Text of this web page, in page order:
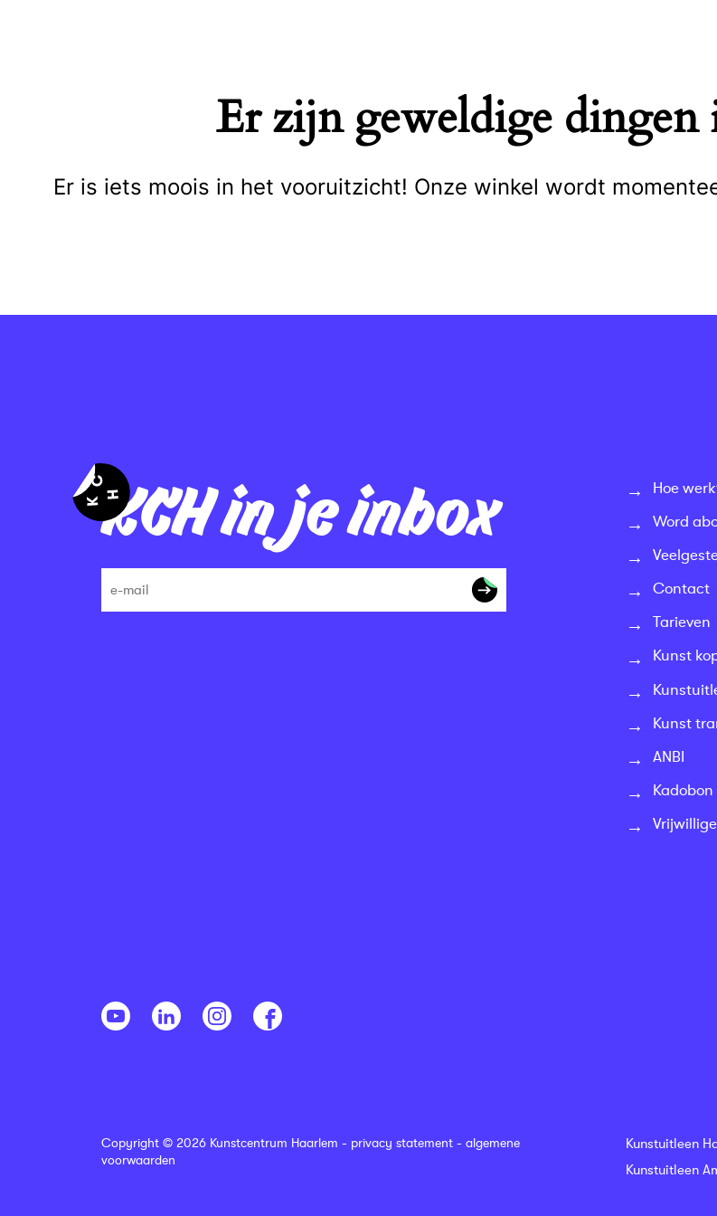
Er zijn geweldige dingen
Er is iets moois in het vooruitzicht! Onze winkel wordt
KCH in je inbox
Hoe
Word
Contact
Tarieven
Kunst
Kunst
ANBI
Kadobon
Copyright © 2026 Kunstcentrum Haarlem - privacy statement - algemene
voorwaarden
Kunstuitleen
Kunstuitleen